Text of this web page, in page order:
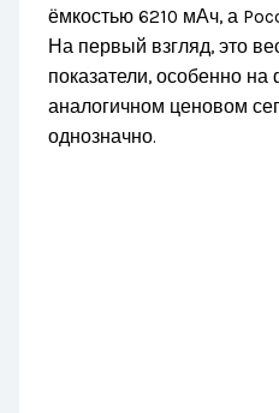
ёмкостью 6210 мАч, а
На первый взгляд, это
показатели, особенно на
аналогичном ценовом
однозначно.